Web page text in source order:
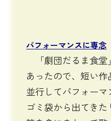
パフォーマンスに専念
「劇団だるま食堂
あったので、短い
並行してパフォーマ
ゴミ袋から出てき